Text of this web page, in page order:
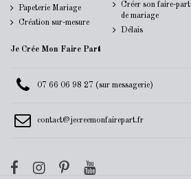
Papeterie Mariage
Création sur-mesure
Créer son faire-part
de mariage
Délais
Je Crée Mon Faire Part
07 66 06 98 27 (sur messagerie)
contact@jecreemonfairepart.fr